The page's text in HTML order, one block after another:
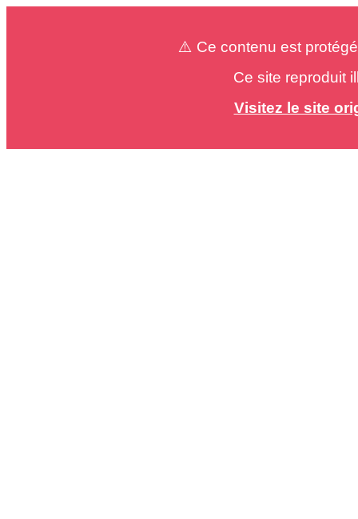
⚠️ Ce contenu est
Ce site reproduit
Visitez le site